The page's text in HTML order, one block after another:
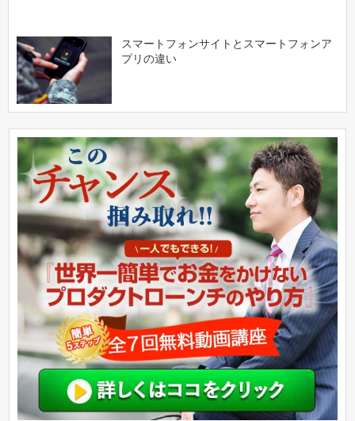
スマートフォンサイトとスマートフォンア
プリの違い